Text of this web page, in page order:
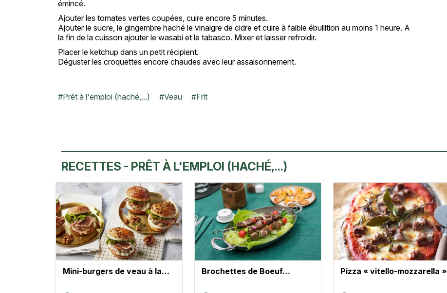
émincé.
Ajouter les tomates vertes coupées, cuire encore 5 minutes.
Ajouter le sucre, le gingembre haché le vinaigre de cidre et cuire à faible ébullition au moins 1 heure. A
la fin de la cuisson ajouter le wasabi et le tabasco. Mixer et laisser refroidir.
Placer le ketchup dans un petit récipient.
Déguster les croquettes encore chaudes avec leur assaisonnement.
#Prêt à l'emploi (haché,...) #Veau #Frit
RECETTES - PRÊT À L'EMPLOI (HACHÉ,...)
Mini-burgers de veau à la… Brochettes de Boeuf… Pizza « vitello-mozzarella »